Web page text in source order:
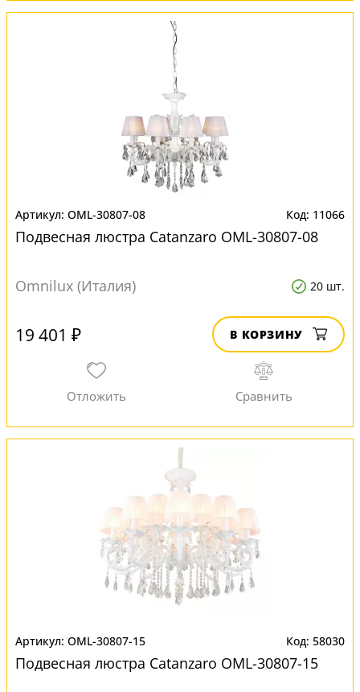
OML-30807-08 11066
Подвесная люстра Catanzaro OML-30807-08
Omnilux (Италия) 20 шт.
19 401 ₽ В КОРЗИНУ
OML-30807-15 58030
Подвесная люстра Catanzaro OML-30807-15